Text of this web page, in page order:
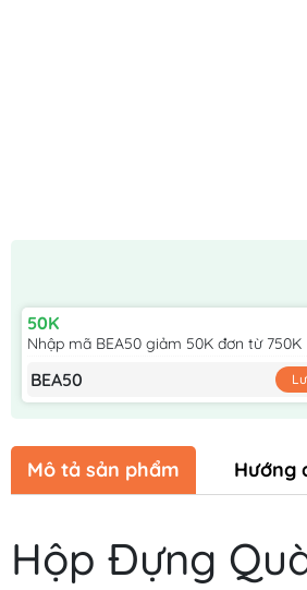
50K
Nhập mã BEA50 giảm 50K đơn từ 750K
BEA50
Mô tả sản phẩm Hướng
Hộp Đựng